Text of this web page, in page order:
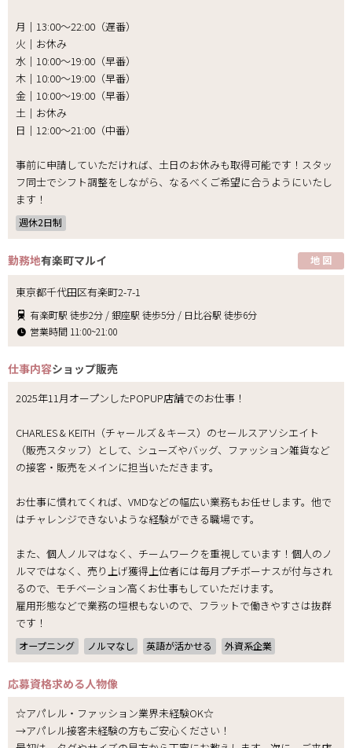
月｜13:00～22:00（遅番）
火｜お休み
水｜10:00～19:00（早番）
木｜10:00～19:00（早番）
金｜10:00～19:00（早番）
土｜お休み
日｜12:00～21:00（中番）
事前に申請していただければ、土日のお休みも取得可能です！スタッ
フ同士でシフト調整をしながら、なるべくご希望に合うようにいたし
ます！
週休2日制
勤務地有楽町マルイ 地 図
東京都千代田区有楽町2-7-1
有楽町駅 徒歩2分 / 銀座駅 徒歩5分 / 日比谷駅 徒歩6分
営業時間 11:00~21:00
仕事内容ショップ販売
2025年11月オープンしたPOPUP店舗でのお仕事！
CHARLES & KEITH（チャールズ＆キース）のセールスアソシエイト
（販売スタッフ）として、シューズやバッグ、ファッション雑貨など
の接客・販売をメインに担当いただきます。
お仕事に慣れてくれば、VMDなどの幅広い業務もお任せします。他で
はチャレンジできないような経験ができる職場です。
また、個人ノルマはなく、チームワークを重視しています！個人のノ
ルマではなく、売り上げ獲得上位者には毎月プチボーナスが付与され
るので、モチベーション高くお仕事もしていただけます。
雇用形態などで業務の垣根もないので、フラットで働きやすさは抜群
です！
オープニング ノルマなし 英語が活かせる 外資系企業
応募資格求める人物像
☆アパレル・ファッション業界未経験OK☆
→アパレル接客未経験の方もご安心ください！